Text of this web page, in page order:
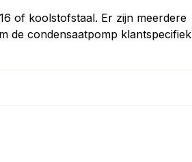
of koolstofstaal. Er zijn meerdere
de condensaatpomp klantspecifiek